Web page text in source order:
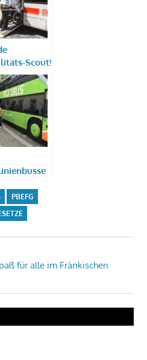
Scout!
PBEFG
für alle im Fränkischen